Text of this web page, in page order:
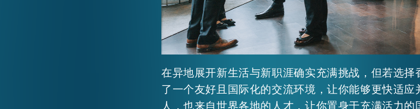
在异地展开新生活与新职涯确实充满挑战，但若选
了一个友好且国际化的交流环境，让你能够更快适
人，也来自世界各地的人才，让你置身于充满活力